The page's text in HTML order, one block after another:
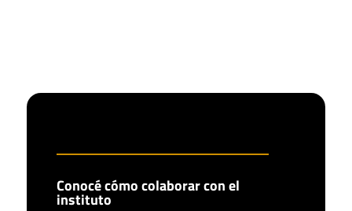
Conocé cómo colaborar con el
instituto